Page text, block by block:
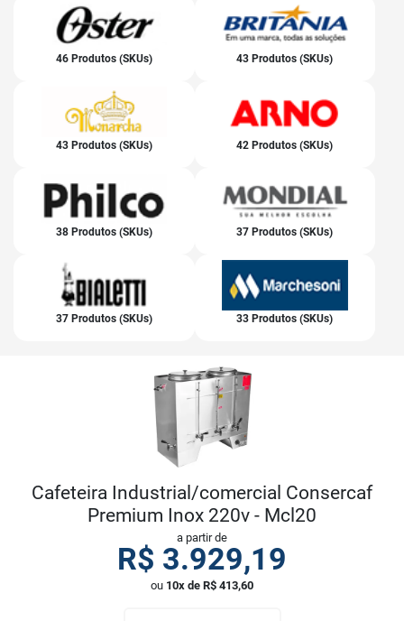
46 Produtos (SKUs) 43 Produtos (SKUs)
43 Produtos (SKUs) 42 Produtos (SKUs)
38 Produtos (SKUs) 37 Produtos (SKUs)
37 Produtos (SKUs) 33 Produtos (SKUs)
Cafeteira Industrial/comercial Consercaf
Premium Inox 220v - Mcl20
a partir de
R$ 3.929,19
ou 10x de R$ 413,60